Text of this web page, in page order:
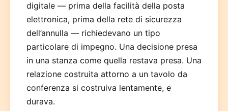
digitale — prima della facilità della posta
elettronica, prima della rete di sicurezza
dell’annulla — richiedevano un tipo
particolare di impegno. Una decisione presa
in una stanza come quella restava presa. Una
relazione costruita attorno a un tavolo da
conferenza si costruiva lentamente, e
durava.